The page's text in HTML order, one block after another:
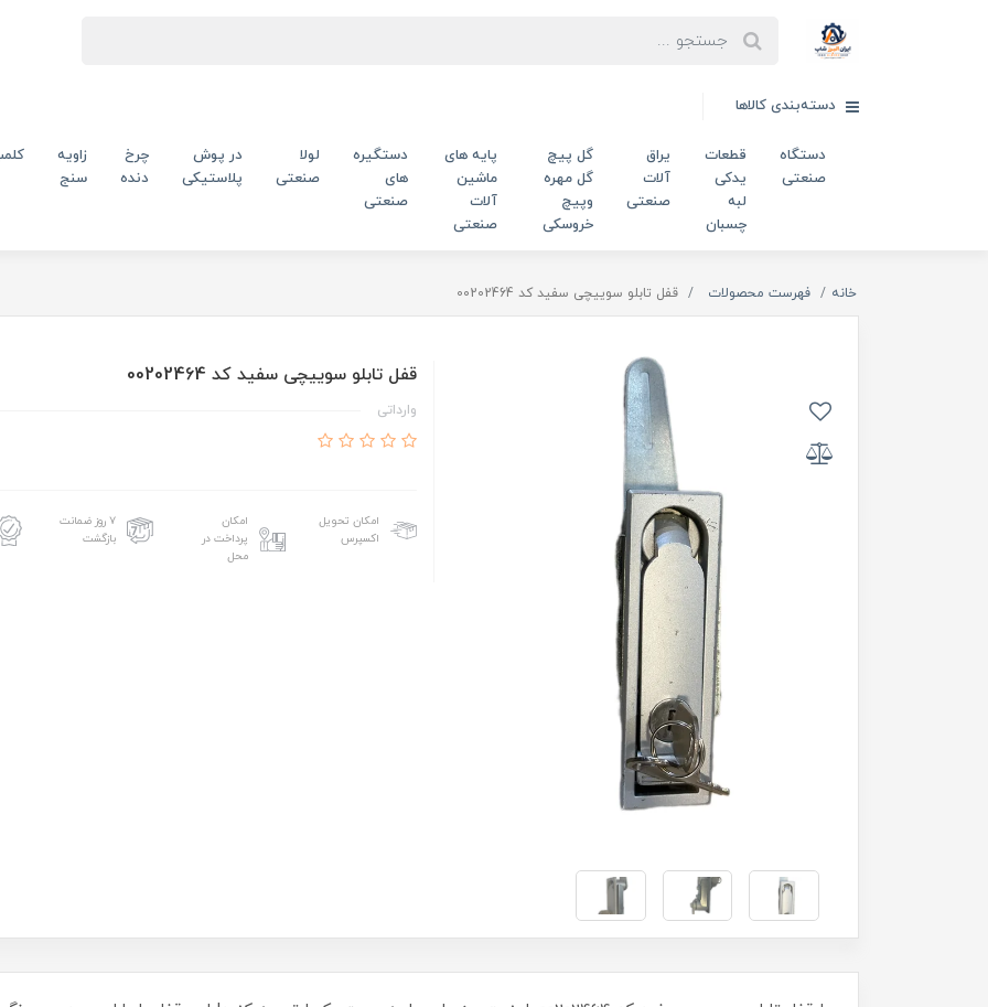
دسته‌بندی کالاها
دستگاه
صنعتی
قطعات
یدکی
لبه
چسبان
یراق
آلات
صنعتی
گل پیچ
گل مهره
وپیچ
خروسکی
پایه های
ماشین
آلات
صنعتی
دستگیره
های
صنعتی
لولا
صنعتی
در پوش
پلاستیکی
چرخ
دنده
زاویه
سنج
خانه فهرست محصولات قفل تابلو سوییچی سفید کد 00202464
قفل تابلو سوییچی سفید کد 00202464
وارداتی
امکان تحویل
اکسپرس
امکان
پرداخت در
محل
۷ روز ضمانت
بازگشت